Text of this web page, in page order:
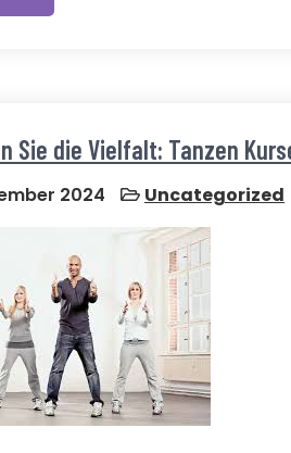
Sie die Vielfalt: Tanzen
2024 Uncategorized